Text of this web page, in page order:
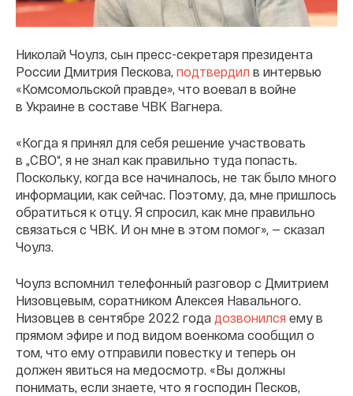
Николай Чоулз, сын пресс-секретаря президента
России Дмитрия Пескова, подтвердил в интервью
«Комсомольской правде», что воевал в войне
в Украине в составе ЧВК Вагнера.
«Когда я принял для себя решение участвовать
в „СВО“, я не знал как правильно туда попасть.
Поскольку, когда все начиналось, не так было много
информации, как сейчас. Поэтому, да, мне пришлось
обратиться к отцу. Я спросил, как мне правильно
связаться с ЧВК. И он мне в этом помог», — сказал
Чоулз.
Чоулз вспомнил телефонный разговор с Дмитрием
Низовцевым, соратником Алексея Навального.
Низовцев в сентябре 2022 года дозвонился ему в
прямом эфире и под видом военкома сообщил о
том, что ему отправили повестку и теперь он
должен явиться на медосмотр. «Вы должны
понимать, если знаете, что я господин Песков,